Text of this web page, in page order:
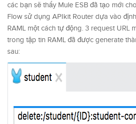
các bạn sẽ thấy Mule ESB đã tạo mới
Flow sử dụng APIkit Router dựa vào
RAML một cách tự động. 3 request URL
trong tập tin RAML đã được generate
sau: